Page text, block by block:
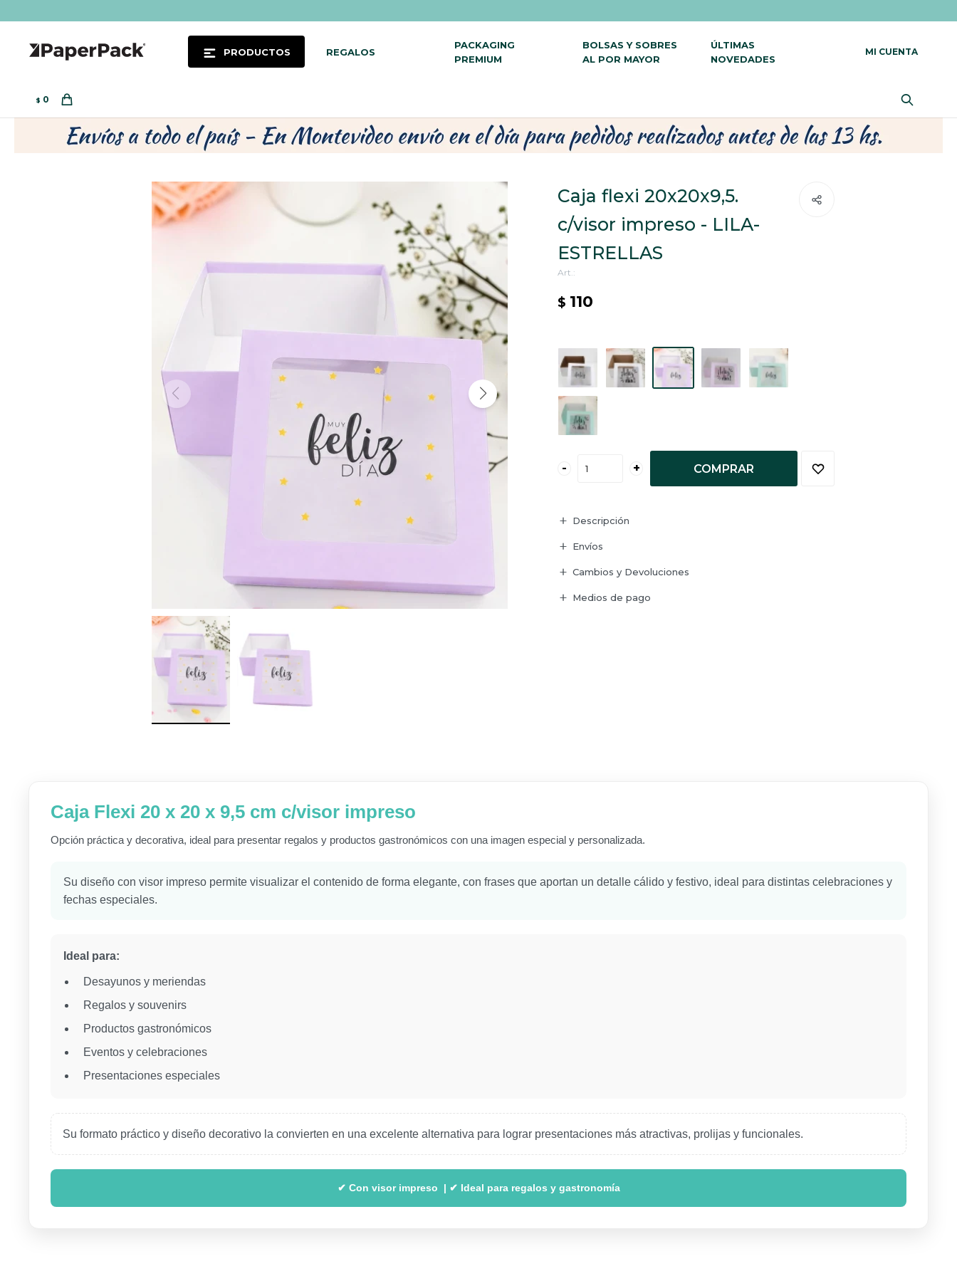
PRODUCTOS REGALOS
PACKAGING
PREMIUM
BOLSAS Y SOBRES
AL POR MAYOR
ÚLTIMAS
NOVEDADES
$ 0
Caja flexi 20x20x9,5.
c/visor impreso - LILA-
ESTRELLAS
$ 110
- + COMPRAR
Descripción
Envíos
Cambios y Devoluciones
Medios de pago
Caja Flexi 20 x 20 x 9,5 cm c/visor impreso
Opción práctica y decorativa, ideal para presentar regalos y productos gastronómicos con una imagen especial y personalizada.
Su diseño con visor impreso permite visualizar el contenido de forma elegante, con frases que aportan un detalle cálido y festivo, ideal para distintas celebraciones y
fechas especiales.
Ideal para:
Desayunos y meriendas
Regalos y souvenirs
Productos gastronómicos
Eventos y celebraciones
Presentaciones especiales
Su formato práctico y diseño decorativo la convierten en una excelente alternativa para lograr presentaciones más atractivas, prolijas y funcionales.
✔ Con visor impreso | ✔ Ideal para regalos y gastronomía